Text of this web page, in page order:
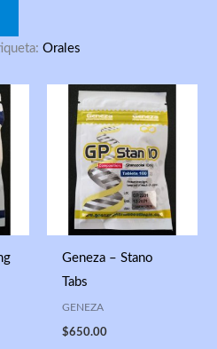
Orales
Geneza – Stano
Tabs
GENEZA
$650.00